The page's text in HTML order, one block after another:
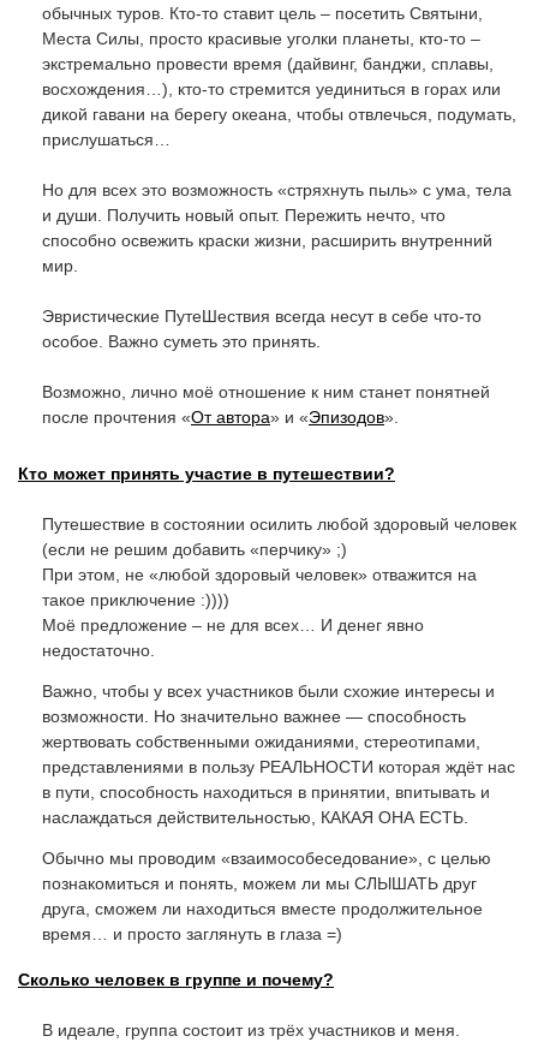
обычных туров. Кто-то ставит цель – посетить Святыни,
Места Силы, просто красивые уголки планеты, кто-то –
экстремально провести время (дайвинг, банджи, сплавы,
восхождения…), кто-то стремится уединиться в горах или
дикой гавани на берегу океана, чтобы отвлечься, подумать,
прислушаться…
Но для всех это возможность «стряхнуть пыль» с ума, тела
и души. Получить новый опыт. Пережить нечто, что
способно освежить краски жизни, расширить внутренний
мир.
Эвристические ПутеШествия всегда несут в себе что-то
особое. Важно суметь это принять.
Возможно, лично моё отношение к ним станет понятней
после прочтения «От автора» и «Эпизодов».
Кто может принять участие в путешествии?
Путешествие в состоянии осилить любой здоровый человек
(если не решим добавить «перчику» ;)
При этом, не «любой здоровый человек» отважится на
такое приключение :))))
Моё предложение – не для всех… И денег явно
недостаточно.
Важно, чтобы у всех участников были схожие интересы и
возможности. Но значительно важнее — способность
жертвовать собственными ожиданиями, стереотипами,
представлениями в пользу РЕАЛЬНОСТИ которая ждёт нас
в пути, способность находиться в принятии, впитывать и
наслаждаться действительностью, КАКАЯ ОНА ЕСТЬ.
Обычно мы проводим «взаимособеседование», с целью
познакомиться и понять, можем ли мы СЛЫШАТЬ друг
друга, сможем ли находиться вместе продолжительное
время… и просто заглянуть в глаза =)
Сколько человек в группе и почему?
В идеале, группа состоит из трёх участников и меня.